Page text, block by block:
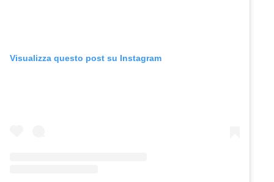
Visualizza questo post su Instagram